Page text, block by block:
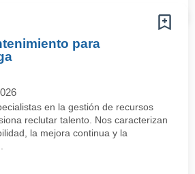
para
en la gestión de recursos
reclutar talento. Nos caracterizan
la mejora continua y la